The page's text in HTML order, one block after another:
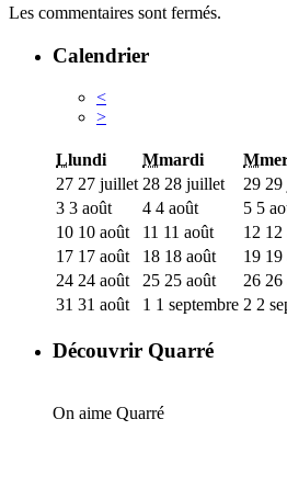
Les commentaires sont fermés.
Calendrier
<
>
Llundi Mmardi M
27 27 juillet 28 28 juillet 29
3 3 août 4 4 août 5 5
10 10 août 11 11 août 12 12
17 17 août 18 18 août 19 19
24 24 août 25 25 août 26 26
31 31 août 1 1 septembre 2 2
Découvrir Quarré
On aime Quarré